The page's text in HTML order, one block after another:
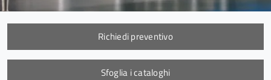
Richiedi preventivo
Sfoglia i cataloghi